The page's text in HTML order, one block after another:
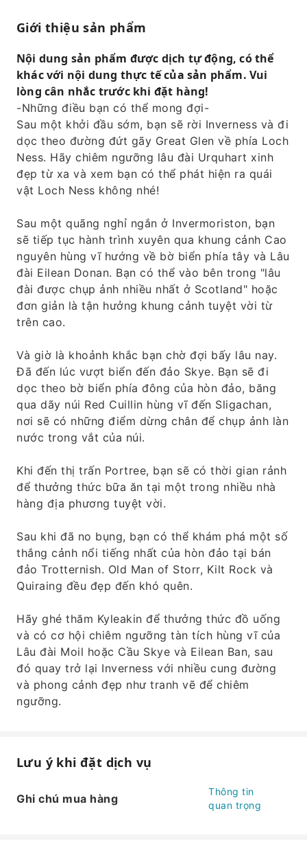
Giới thiệu sản phẩm
Nội dung sản phẩm được dịch tự động, có thể
khác với nội dung thực tế của sản phẩm. Vui
lòng cân nhắc trước khi đặt hàng!
-Những điều bạn có thể mong đợi-
Sau một khởi đầu sớm, bạn sẽ rời Inverness và đi
dọc theo đường đứt gãy Great Glen về phía Loch
Ness. Hãy chiêm ngưỡng lâu đài Urquhart xinh
đẹp từ xa và xem bạn có thể phát hiện ra quái
vật Loch Ness không nhé!
Sau một quãng nghỉ ngắn ở Invermoriston, bạn
sẽ tiếp tục hành trình xuyên qua khung cảnh Cao
nguyên hùng vĩ hướng về bờ biển phía tây và Lâu
đài Eilean Donan. Bạn có thể vào bên trong "lâu
đài được chụp ảnh nhiều nhất ở Scotland" hoặc
đơn giản là tận hưởng khung cảnh tuyệt vời từ
trên cao.
Và giờ là khoảnh khắc bạn chờ đợi bấy lâu nay.
Đã đến lúc vượt biển đến đảo Skye. Bạn sẽ đi
dọc theo bờ biển phía đông của hòn đảo, băng
qua dãy núi Red Cuillin hùng vĩ đến Sligachan,
nơi sẽ có những điểm dừng chân để chụp ảnh làn
nước trong vắt của núi.
Khi đến thị trấn Portree, bạn sẽ có thời gian rảnh
để thưởng thức bữa ăn tại một trong nhiều nhà
hàng địa phương tuyệt vời.
Sau khi đã no bụng, bạn có thể khám phá một số
thắng cảnh nổi tiếng nhất của hòn đảo tại bán
đảo Trotternish. Old Man of Storr, Kilt Rock và
Quiraing đều đẹp đến khó quên.
Hãy ghé thăm Kyleakin để thưởng thức đồ uống
và có cơ hội chiêm ngưỡng tàn tích hùng vĩ của
Lâu đài Moil hoặc Cầu Skye và Eilean Ban, sau
đó quay trở lại Inverness với nhiều cung đường
và phong cảnh đẹp như tranh vẽ để chiêm
ngưỡng.
Lưu ý khi đặt dịch vụ
Ghi chú mua hàng
Thông tin
quan trọng